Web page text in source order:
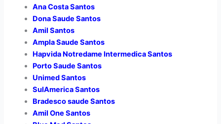
Ana Costa Santos
Dona Saude Santos
Amil Santos
Ampla Saude Santos
Hapvida Notredame Intermedica Santos
Porto Saude Santos
Unimed Santos
SulAmerica Santos
Bradesco saude Santos
Amil One Santos